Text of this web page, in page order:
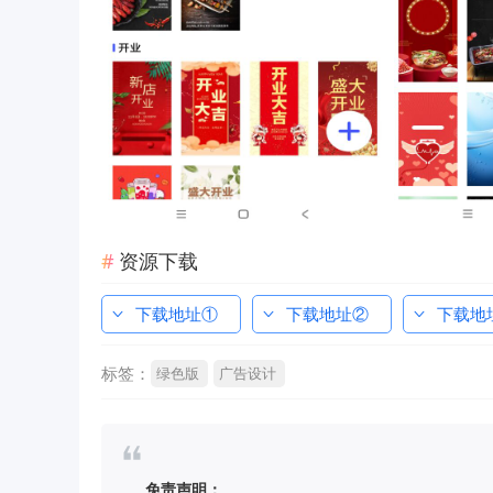
资源下载
下载地址① 下载地址② 下载
标签： 绿色版 广告设计